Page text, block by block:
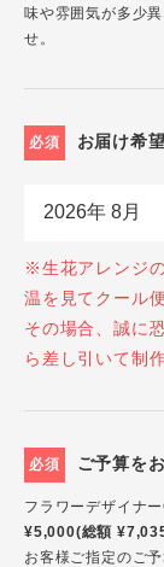
味や雰囲気が多少
せ。
必須 お届け希
※生花アレンジ
温を見てクール
その場合、誠に
ら差し引いて制
必須 ご予算を
フラワーデザイナ
¥5,000(総額
お客様ご指定のご